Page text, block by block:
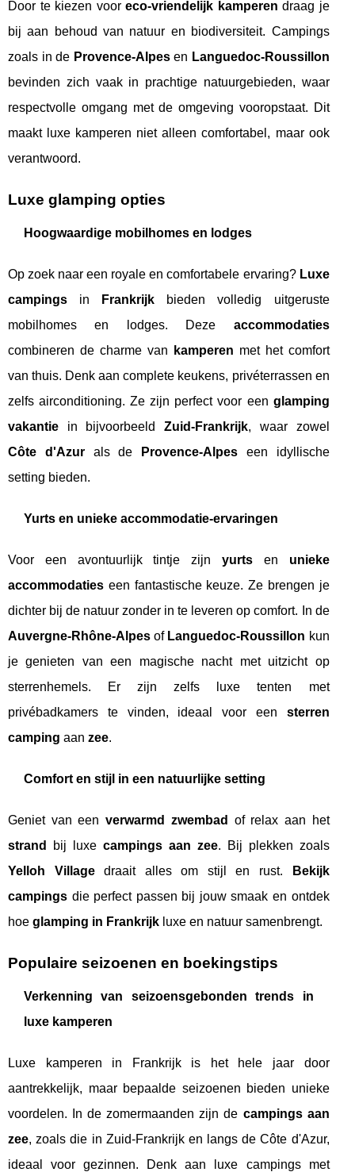
Door te kiezen vooreco-vriendelijk kamperen draag je
bij aan behoud van natuur en biodiversiteit. Campings
zoals in de Provence-Alpesen Languedoc-Roussillon
bevinden zich vaak in prachtige natuurgebieden, waar
respectvolle omgang met de omgeving vooropstaat. Dit
maakt luxe kamperen niet alleen comfortabel, maar ook
verantwoord.
Luxe glamping opties
Hoogwaardige mobilhomes en lodges
Op zoek naar een royale en comfortabele ervaring? Luxe
campings in Frankrijk bieden volledig uitgeruste
mobilhomes en lodges. Deze accommodaties
combineren de charme van
kamperen met het comfort
van thuis. Denk aan complete keukens, privéterrassen en
zelfs airconditioning. Ze zijn perfect voor een glamping
vakantie in bijvoorbeeldZuid-Frankrijk, waar zowel
Côte d'Azurals de Provence-Alpes een idyllische
setting bieden.
Yurts en unieke accommodatie-ervaringen
Voor een avontuurlijk tintje zijn yurts en unieke
accommodaties een fantastische keuze. Ze brengen je
dichter bij de natuur zonder in te leveren op comfort. In de
Auvergne-Rhône-Alpes of Languedoc-Roussillon kun
je genieten van een magische nacht met uitzicht op
sterrenhemels. Er zijn zelfs luxe tenten met
privébadkamers te vinden, ideaal voor een sterren
camping aan zee.
Comfort en stijl in een natuurlijke setting
Geniet van eenverwarmd zwembad
of relax aan het
strand
bij luxe campings aan zee. Bij plekken zoals
Yelloh Villagedraait alles om stijl en rust.
Bekijk
campings die perfect passen bij jouw smaak en ontdek
hoe glamping in Frankrijk luxe en natuur samenbrengt.
Populaire seizoenen en boekingstips
Verkenning van seizoensgebonden trends in
luxe kamperen
Luxe kamperen in Frankrijk is het hele jaar door
aantrekkelijk, maar bepaalde seizoenen bieden unieke
voordelen. In de zomermaanden zijn de campings aan
zee, zoals die in Zuid-Frankrijk en langs de Côte d'Azur,
ideaal voor gezinnen. Denk aan luxe campings met